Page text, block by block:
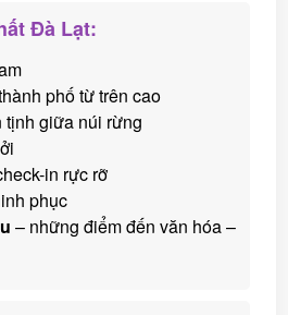
Đà Lạt:
phố từ trên cao
tịnh giữa núi rừng
in rực rỡ
phục
– những điểm đến văn hóa –